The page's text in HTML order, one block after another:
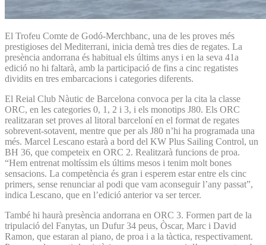
El Trofeu Comte de Godó-Merchbanc, una de les proves més
prestigioses del Mediterrani, inicia demà tres dies de regates. La
presència andorrana és habitual els últims anys i en la seva 41a
edició no hi faltarà, amb la participació de fins a cinc regatistes
dividits en tres embarcacions i categories diferents.
El Reial Club Nàutic de Barcelona convoca per la cita la classe
ORC, en les categories 0, 1, 2 i 3, i els monotips J80. Els ORC
realitzaran set proves al litoral barceloní en el format de regates
sobrevent-sotavent, mentre que per als J80 n’hi ha programada una
més. Marcel Lescano estarà a bord del KW Plus Sailing Control, un
BH 36, que competeix en ORC 2. Realitzarà funcions de proa.
“Hem entrenat moltíssim els últims mesos i tenim molt bones
sensacions. La competència és gran i esperem estar entre els cinc
primers, sense renunciar al podi que vam aconseguir l’any passat”,
indica Lescano, que en l’edició anterior va ser tercer.
També hi haurà presència andorrana en ORC 3. Formen part de la
tripulació del Fanytas, un Dufur 34 peus, Òscar, Marc i David
Ramon, que estaran al piano, de proa i a la tàctica, respectivament.